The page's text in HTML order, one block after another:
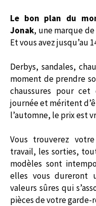
Le bon plan du
Jonak, une marque
Et vous avez jusqu’au
Derbys, sandales,
moment de prendre
chaussures pour
journée et méritent
l’automne, le prix est
Vous trouverez
travail, les sorties,
modèles sont
elles vous dureront
valeurs sûres qui
pièces de votre garde-